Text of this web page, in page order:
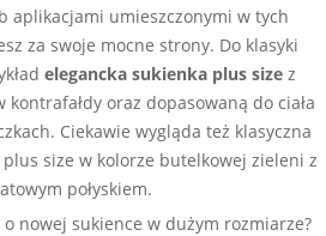
aplikacjami umieszczonymi w tych
za swoje mocne strony. Do klasyki
elegancka sukienka plus size z
kontrafałdy oraz dopasowaną do ciała
Ciekawie wygląda też klasyczna
size w kolorze butelkowej zieleni z
połyskiem.
o nowej sukience w dużym rozmiarze?